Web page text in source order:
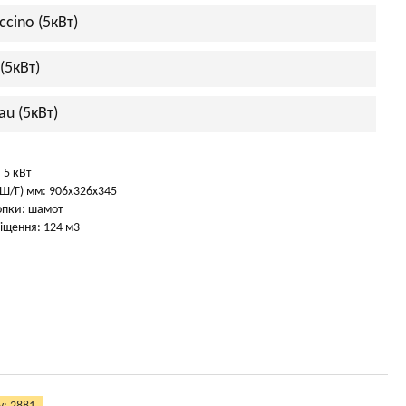
(5кВт)
(5кВт)
5 кВт
Г) мм: 906х326х345
шамот
124 м3